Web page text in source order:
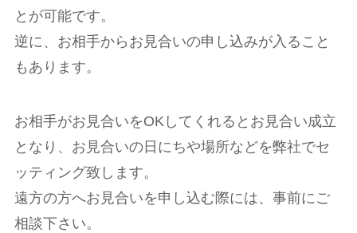
とが可能です。
逆に、お相手からお見合いの申し込みが入ること
もあります。
お相手がお見合いをOKしてくれるとお見合い成立
となり、お見合いの日にちや場所などを弊社でセ
ッティング致します。
遠方の方へお見合いを申し込む際には、事前にご
相談下さい。